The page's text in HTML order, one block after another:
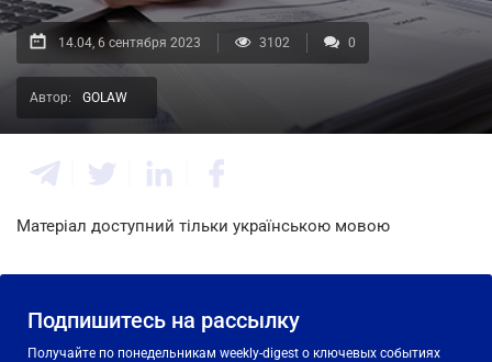
14.04, 6 сентября 2023 3102 0
Автор: GOLAW
Матеріал доступний тільки українською мовою
Подпишитесь на рассылку
Получайте по понедельникам weekly-digest о ключевых событиях